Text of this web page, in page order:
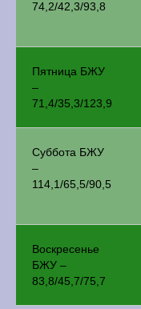
74,2/42,3/93,8
Пятница БЖУ
–
71,4/35,3/123,9
Суббота БЖУ
–
114,1/65,5/90,5
Воскресенье
БЖУ –
83,8/45,7/75,7